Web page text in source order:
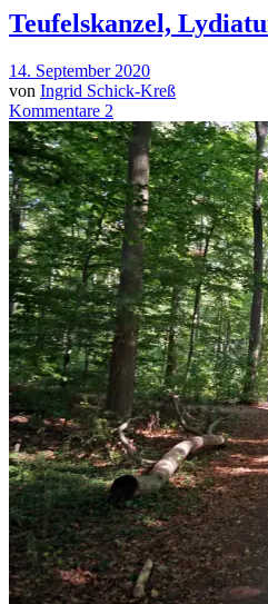
Teufelskanzel,
14. September 2020
von Ingrid Schick-Kreß
Kommentare 2